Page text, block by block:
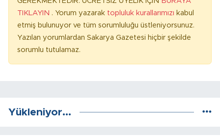
TIKLAYIN . Yorum yazarak topluluk kurallarımızı kabul
etmiş bulunuyor ve tüm sorumluluğu üstleniyorsunuz.
Yazılan yorumlardan Sakarya Gazetesi hiçbir şekilde
sorumlu tutulamaz.
Yükleniyor...